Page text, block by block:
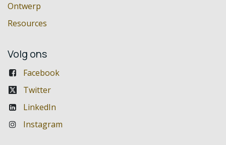
Ontwerp
Resources
Volg ons
Facebook
Twitter
LinkedIn
Instagram